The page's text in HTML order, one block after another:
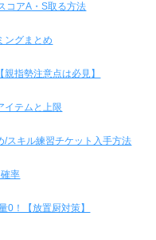
コアA・S取る方法
ングまとめ
指勢注意点は必見】
イテムと上限
/スキル練習チケット入手方法
率
0！【放置厨対策】